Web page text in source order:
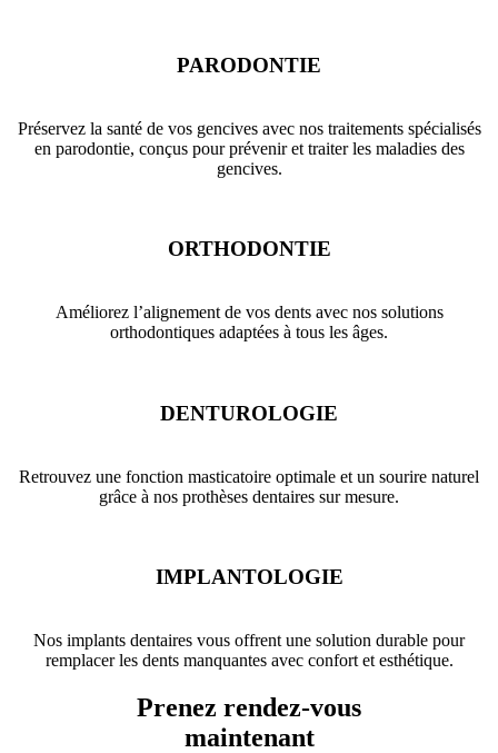
PARODONTIE
Préservez la santé de vos gencives avec nos traitements spécialisés
en parodontie, conçus pour prévenir et traiter les maladies des
gencives.
ORTHODONTIE
Améliorez l’alignement de vos dents avec nos solutions
orthodontiques adaptées à tous les âges.
DENTUROLOGIE
Retrouvez une fonction masticatoire optimale et un sourire naturel
grâce à nos prothèses dentaires sur mesure.
IMPLANTOLOGIE
Nos implants dentaires vous offrent une solution durable pour
remplacer les dents manquantes avec confort et esthétique.
Prenez rendez-vous
maintenant